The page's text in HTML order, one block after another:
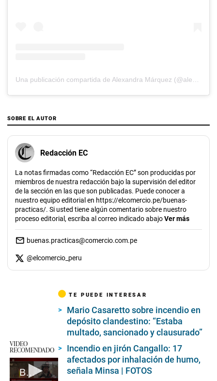
SOBRE EL AUTOR
Redacción EC
La notas firmadas como “Redacción EC” son producidas por
miembros de nuestra redacción bajo la supervisión del editor
de la sección en las que son publicadas. Puede conocer a
nuestro equipo editorial en https://elcomercio.pe/buenas-
practicas/. Si usted tiene algún comentario sobre nuestro
proceso editorial, escriba al correo indicado abajoVer más
buenas.practicas@comercio.com.pe
@elcomercio_peru
VIDEO
RECOMENDADO
Bomberos piensan combatir fuego en incendio por espacio de seis horas
TE PUEDE INTERESAR
Mario Casaretto sobre incendio en
depósito clandestino: “Estaba
multado, sancionado y clausurado”
Incendio en jirón Cangallo: 17
afectados por inhalación de humo,
señala Minsa | FOTOS